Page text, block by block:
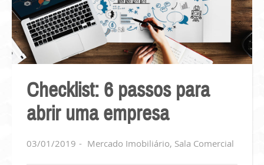
Checklist: 6 passos para
abrir uma empresa
03/01/2019 Mercado Imobiliário, Sala Comercial